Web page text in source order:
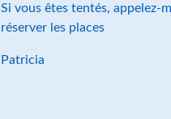
Si vous êtes tentés, appelez-
réserver les places
Patricia